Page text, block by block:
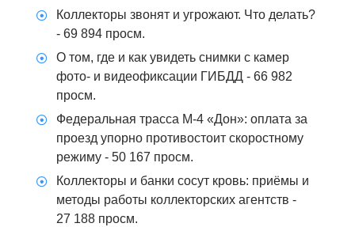
Коллекторы звонят и угрожают. Что делать?
- 69 894 просм.
О том, где и как увидеть снимки с камер
фото- и видеофиксации ГИБДД - 66 982
просм.
Федеральная трасса М-4 «Дон»: оплата за
проезд упорно противостоит скоростному
режиму - 50 167 просм.
Коллекторы и банки сосут кровь: приёмы и
методы работы коллекторских агентств -
27 188 просм.